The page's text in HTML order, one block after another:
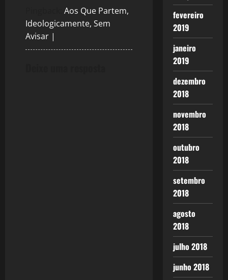
Aos Que Partem,
Ideologicamente, Sem
Avisar |
fevereiro
2019
janeiro
2019
dezembro
2018
novembro
2018
outubro
2018
setembro
2018
agosto
2018
julho 2018
junho 2018